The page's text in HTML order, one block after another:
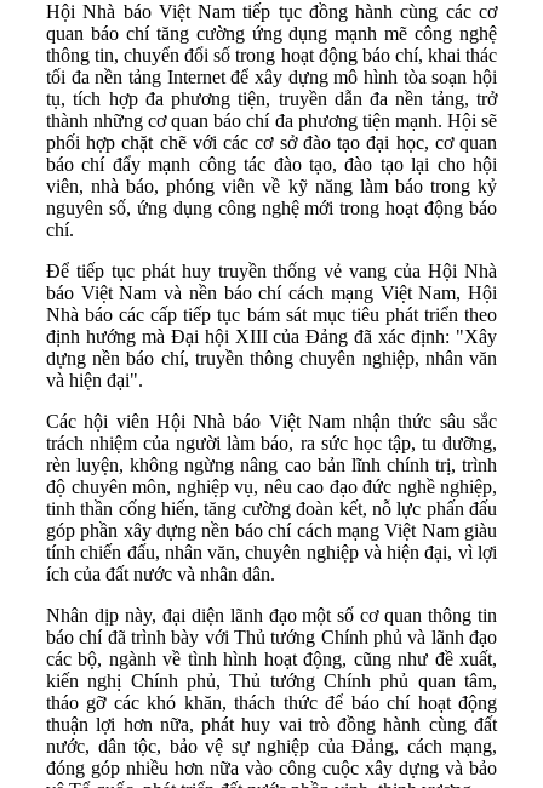
Hội Nhà báo Việt Nam tiếp tục đồng hành cùng các cơ
quan báo chí tăng cường ứng dụng mạnh mẽ công nghệ
thông tin, chuyển đổi số trong hoạt động báo chí, khai thác
tối đa nền tảng Internet để xây dựng mô hình tòa soạn hội
tụ, tích hợp đa phương tiện, truyền dẫn đa nền tảng, trở
thành những cơ quan báo chí đa phương tiện mạnh. Hội sẽ
phối hợp chặt chẽ với các cơ sở đào tạo đại học, cơ quan
báo chí đẩy mạnh công tác đào tạo, đào tạo lại cho hội
viên, nhà báo, phóng viên về kỹ năng làm báo trong kỷ
nguyên số, ứng dụng công nghệ mới trong hoạt động báo
chí.
Để tiếp tục phát huy truyền thống vẻ vang của Hội Nhà
báo Việt Nam và nền báo chí cách mạng Việt Nam, Hội
Nhà báo các cấp tiếp tục bám sát mục tiêu phát triển theo
định hướng mà Đại hội XIII của Đảng đã xác định: "Xây
dựng nền báo chí, truyền thông chuyên nghiệp, nhân văn
và hiện đại".
Các hội viên Hội Nhà báo Việt Nam nhận thức sâu sắc
trách nhiệm của người làm báo, ra sức học tập, tu dưỡng,
rèn luyện, không ngừng nâng cao bản lĩnh chính trị, trình
độ chuyên môn, nghiệp vụ, nêu cao đạo đức nghề nghiệp,
tinh thần cống hiến, tăng cường đoàn kết, nỗ lực phấn đấu
góp phần xây dựng nền báo chí cách mạng Việt Nam giàu
tính chiến đấu, nhân văn, chuyên nghiệp và hiện đại, vì lợi
ích của đất nước và nhân dân.
Nhân dịp này, đại diện lãnh đạo một số cơ quan thông tin
báo chí đã trình bày với Thủ tướng Chính phủ và lãnh đạo
các bộ, ngành về tình hình hoạt động, cũng như đề xuất,
kiến nghị Chính phủ, Thủ tướng Chính phủ quan tâm,
tháo gỡ các khó khăn, thách thức để báo chí hoạt động
thuận lợi hơn nữa, phát huy vai trò đồng hành cùng đất
nước, dân tộc, bảo vệ sự nghiệp của Đảng, cách mạng,
đóng góp nhiều hơn nữa vào công cuộc xây dựng và bảo